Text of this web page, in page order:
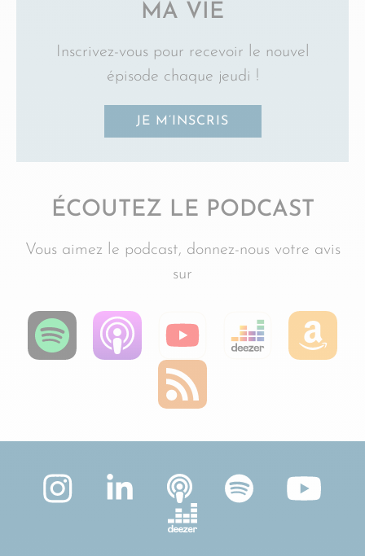
MA VIE
Inscrivez-vous pour recevoir le nouvel
épisode chaque jeudi !
JE M’INSCRIS
ÉCOUTEZ LE PODCAST
Vous aimez le podcast, donnez-nous votre avis
sur